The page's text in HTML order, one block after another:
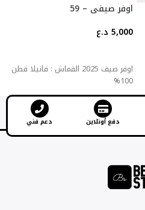
اوفر صيفي – 59
5,000 د.ع
اوفر صيف 2025 القماش : فانيلا قطن
100%
دفع أونلاين دعم فني